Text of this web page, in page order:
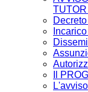
Il
L'avviso